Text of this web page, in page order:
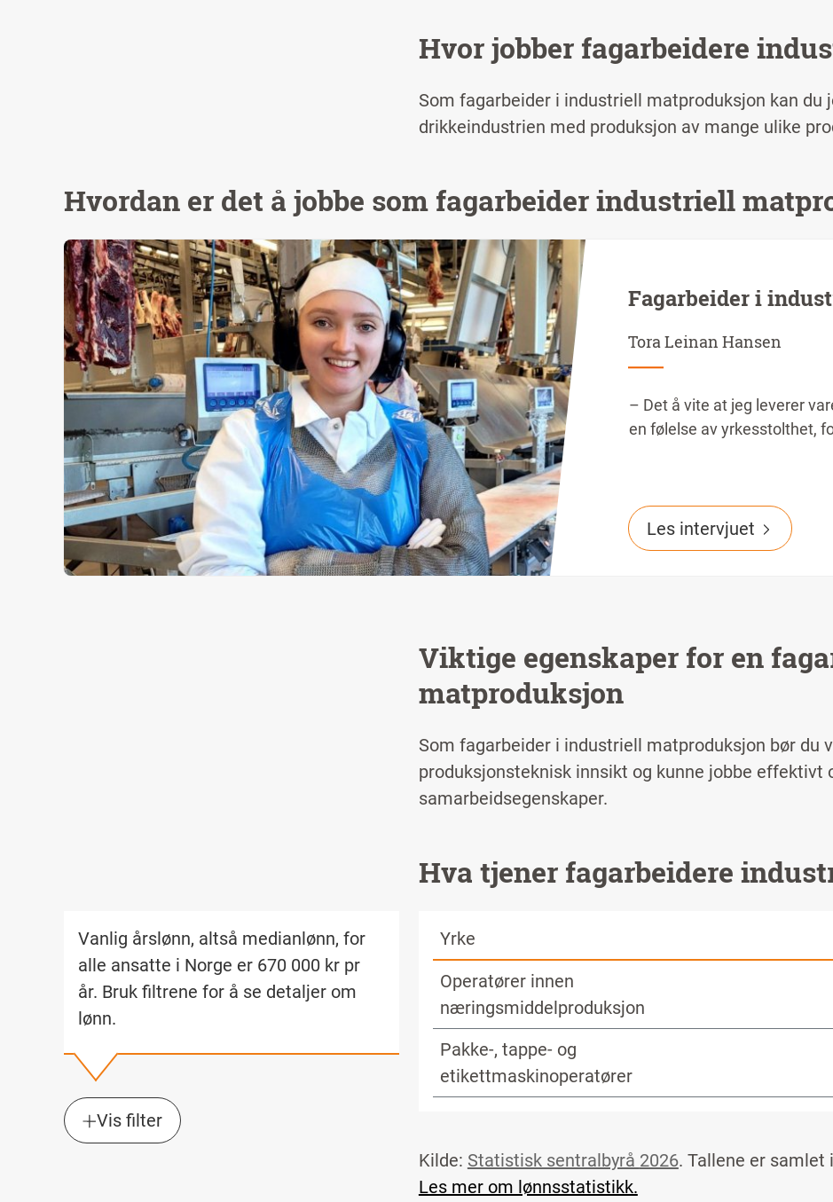
Hvor jobber fagarbeidere
Som fagarbeider i industriell matproduksjon kan du
drikkeindustrien med produksjon av mange ulike
Hvordan er det å jobbe som fagarbeider industriell
Fagarbeider i
Tora Leinan Hansen
– Det å vite at jeg leverer
en følelse av yrkesstolthet,
Les intervjuet
Viktige egenskaper for en
matproduksjon
Som fagarbeider i industriell matproduksjon bør du
produksjonsteknisk innsikt og kunne jobbe effektivt
samarbeidsegenskaper.
Hva tjener fagarbeidere
Vanlig årslønn, altså medianlønn, for
alle ansatte i Norge er 670 000 kr pr
år. Bruk filtrene for å se detaljer om
lønn.
Vis filter
Yrke
Operatører innen
næringsmiddelproduksjon
Pakke-, tappe- og
etikettmaskinoperatører
Kilde: Statistisk sentralbyrå 2026. Tallene er samlet
Les mer om lønnsstatistikk.